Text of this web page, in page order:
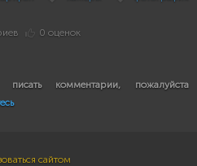
0 оценок
писать комментарии, пожалуйста
сайтом